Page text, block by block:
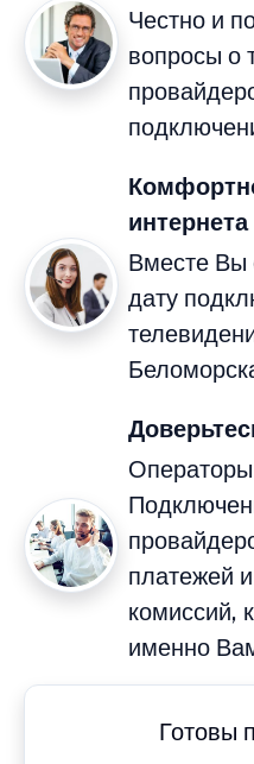
Честно и
вопросы о
интернета
Вместе Вы
дату
платежей
комиссий,
именно
Готовы